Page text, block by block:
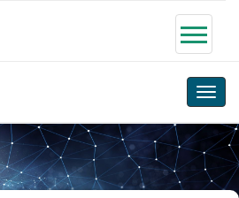
Toggle